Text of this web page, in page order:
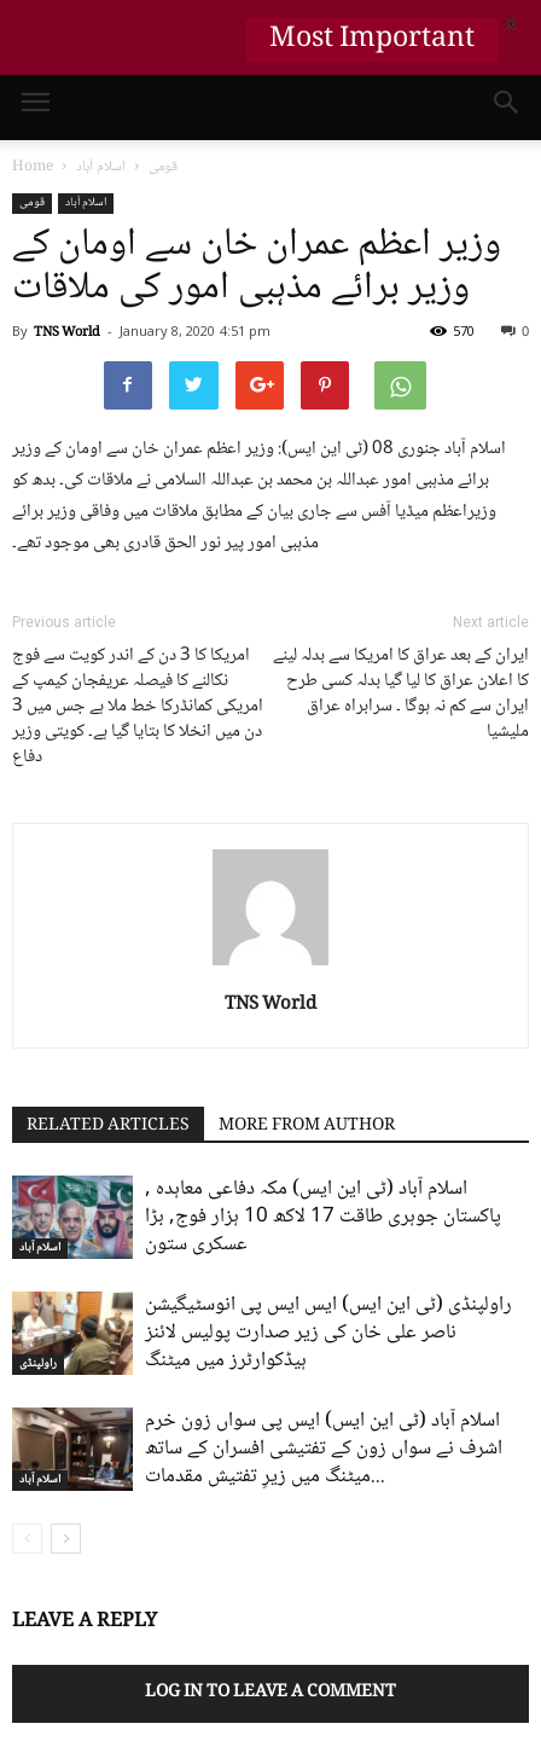
Home قومی اسلام آباد
قومی اسلام آباد
وزیر اعظم عمران خان سے اومان کے
وزیر برائے مذہبی امور کی ملاقات
By TNS World - January 8, 2020 4:51 pm 0
570
اسلام آباد جنوری 08 (ٹی این ایس): وزیر اعظم عمران خان سے اومان کے وزیر
برائے مذہبی امور عبداللہ بن محمد بن عبداللہ السلامی نے ملاقات کی۔ بدھ کو
وزیراعظم میڈیا آفس سے جاری بیان کے مطابق ملاقات میں وفاقی وزیر برائے
مذہبی امور پیر نور الحق قادری بھی موجود تھے۔
Previous article
امریکا کا 3 دن کے اندر کویت سے فوج
نکالنے کا فیصلہ عریفجان کیمپ کے
امریکی کمانڈرکا خط ملا ہے جس میں 3
دن میں انخلا کا بتایا گیا ہے۔ کویتی وزیر
دفاع
Next article
ایران کے بعد عراق کا امریکا سے بدلہ لینے
کا اعلان عراق کا لیا گیا بدلہ کسی طرح
ایران سے کم نہ ہوگا ۔ سرابراہ عراق
ملیشیا
TNS World
RELATED ARTICLES MORE FROM AUTHOR
اسلام آباد
اسلام آباد (ٹی این ایس) مکہ دفاعی معاہدہ ,
پاکستان جوہری طاقت 17 لاکھ 10 ہزار فوج, بڑا
عسکری ستون
راولپنڈی
راولپنڈی (ٹی این ایس) ایس ایس پی انوسٹیگیشن
ناصر علی خان کی زیر صدارت پولیس لائنز
ہیڈکوارٹرز میں میٹنگ
اسلام آباد
اسلام آباد (ٹی این ایس) ایس پی سواں زون خرم
اشرف نے سواں زون کے تفتیشی افسران کے ساتھ
میٹنگ میں زیرِ تفتیش مقدمات...
LEAVE A REPLY
LOG IN TO LEAVE A COMMENT
Most Important X